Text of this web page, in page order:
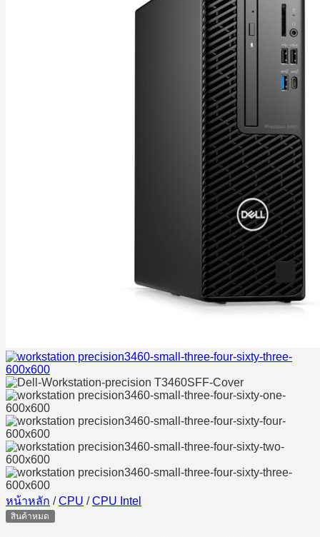
หน้าหลัก / CPU / CPU Intel
สินค้าหมด